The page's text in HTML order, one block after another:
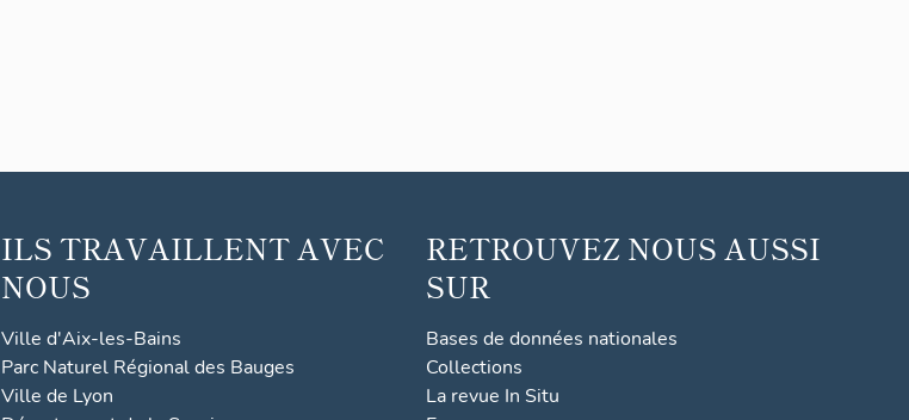
ILS TRAVAILLENT AVEC
NOUS
Ville d'Aix-les-Bains
Parc Naturel Régional des Bauges
Ville de Lyon
RETROUVEZ NOUS AUSSI
SUR
Bases de données nationales
Collections
La revue In Situ